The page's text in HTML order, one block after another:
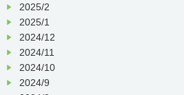
2025/2
2025/1
2024/12
2024/11
2024/10
2024/9